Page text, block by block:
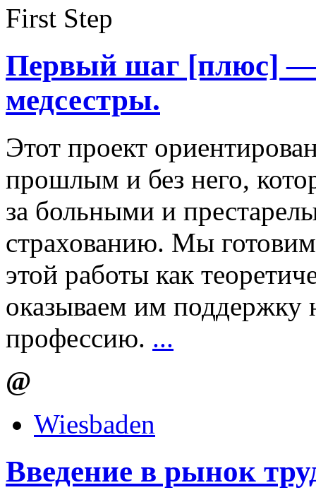
First Step
Первый шаг [плюс] —
медсестры.
Этот проект
прошлым и без него,
за больными и
страхованию. Мы
этой работы как
оказываем им поддержку
профессию. ...
@
Wiesbaden
Введение в рынок